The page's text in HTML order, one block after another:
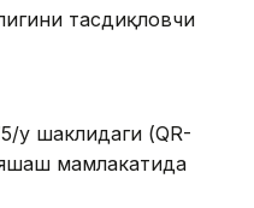
тасдиқловчи
у шаклидаги (QR-
мамлакатида